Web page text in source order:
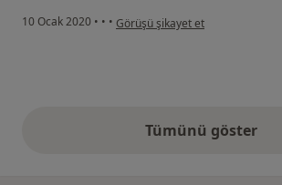
10 Ocak 2020 • • • kullanıcının görüşüne göre i̇....
Görüşü şikayet et
Tümünü göster
yukarıdaki